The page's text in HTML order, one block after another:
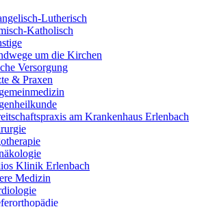
Lutherisch
Katholisch
um die Kirchen
Versorgung
& Praxen
am Krankenhaus Erlenbach
Klinik Erlenbach
Medizin